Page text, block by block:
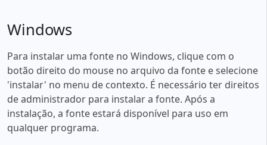
Windows
Para instalar uma fonte no Windows, clique com o
botão direito do mouse no arquivo da fonte e selecione
'instalar' no menu de contexto. É necessário ter direitos
de administrador para instalar a fonte. Após a
instalação, a fonte estará disponível para uso em
qualquer programa.